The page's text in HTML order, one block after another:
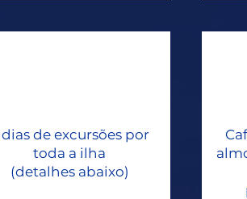
de excursões por
toda a ilha
(detalhes abaixo)